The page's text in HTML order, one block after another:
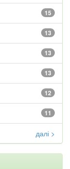
15
13
13
13
12
11
далі >